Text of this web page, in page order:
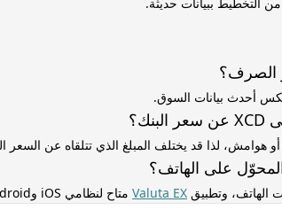
الصرف؟
أحدث بيانات السوق.
هوامش، لذا قد يختلف المبلغ الذي تتلقاه عن
على الهاتف؟
الهاتف، وتطبيق Valuta EX متاح لنظامي iOS وAndroid.